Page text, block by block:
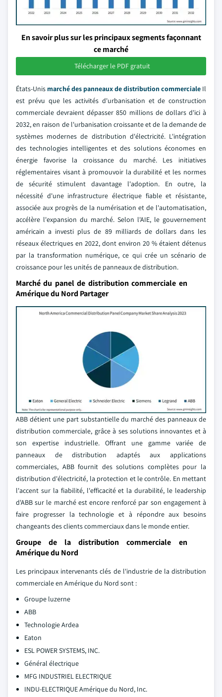
En savoir plus sur les principaux segments façonnant
ce marché
Télécharger le PDF gratuit
États-Unis marché des panneaux de distribution commerciale Il
est prévu que les activités d'urbanisation et de construction
commerciale devraient dépasser 850 millions de dollars d'ici à
2032, en raison de l'urbanisation croissante et de la demande de
systèmes modernes de distribution d'électricité. L'intégration
des technologies intelligentes et des solutions économes en
énergie favorise la croissance du marché. Les initiatives
réglementaires visant à promouvoir la durabilité et les normes
de sécurité stimulent davantage l'adoption. En outre, la
nécessité d'une infrastructure électrique fiable et résistante,
associée aux progrès de la numérisation et de l'automatisation,
accélère l'expansion du marché. Selon l'AIE, le gouvernement
américain a investi plus de 89 milliards de dollars dans les
réseaux électriques en 2022, dont environ 20 % étaient détenus
par la transformation numérique, ce qui crée un scénario de
croissance pour les unités de panneaux de distribution.
Marché du panel de distribution commerciale en
Amérique du Nord Partager
ABB détient une part substantielle du marché des panneaux de
distribution commerciale, grâce à ses solutions innovantes et à
son expertise industrielle. Offrant une gamme variée de
panneaux de distribution adaptés aux applications
commerciales, ABB fournit des solutions complètes pour la
distribution d'électricité, la protection et le contrôle. En mettant
l'accent sur la fiabilité, l'efficacité et la durabilité, le leadership
d'ABB sur le marché est encore renforcé par son engagement à
faire progresser la technologie et à répondre aux besoins
changeants des clients commerciaux dans le monde entier.
Groupe de la distribution commerciale en
Amérique du Nord
Les principaux intervenants clés de l'industrie de la distribution
commerciale en Amérique du Nord sont :
Groupe luzerne
ABB
Technologie Ardea
Eaton
ESL POWER SYSTEMS, INC.
Général électrique
MFG INDUSTRIEL ELECTRIQUE
INDU-ELECTRIQUE Amérique du Nord, Inc.